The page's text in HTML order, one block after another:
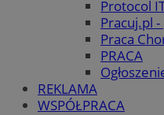
Protocol
Pracuj.pl
Praca
PRACA
REKLAMA
WSPÓŁPRACA